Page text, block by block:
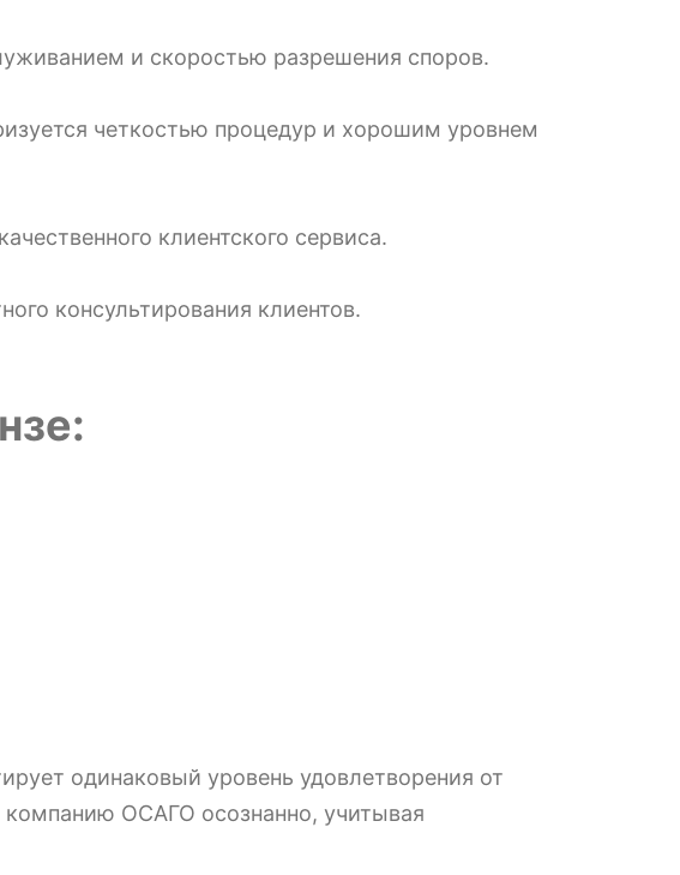
и скоростью разрешения споров.
четкостью процедур и хорошим уровнем
клиентского сервиса.
консультирования клиентов.
одинаковый уровень удовлетворения от
ОСАГО осознанно, учитывая